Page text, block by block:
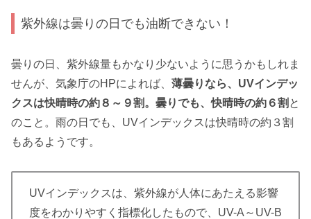
紫外線は曇りの日でも油断できない！
曇りの日、紫外線量もかなり少ないように思うかもしれま
せんが、気象庁のHPによれば、 薄曇りなら、UVインデッ
クスは快晴時の約８～９割。曇りでも、快晴時の約６割 と
のこと。雨の日でも、UVインデックスは快晴時の約３割
もあるようです。
UVインデックスは、紫外線が人体にあたえる影響
度をわかりやすく指標化したもので、UV-A～UV-B